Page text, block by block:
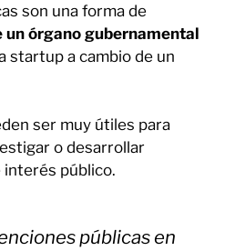
son una forma de
un órgano gubernamental
startup a cambio de un
ser muy útiles para
o desarrollar
interés público.
públicas en